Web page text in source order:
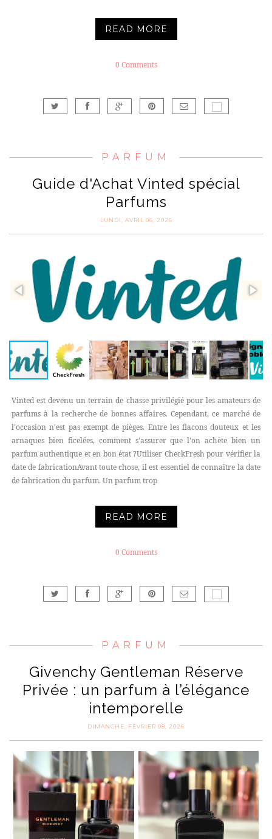
READ MORE
0 Comments
PARFUM
Guide d'Achat Vinted spécial
Parfums
LUNDI, AVRIL 06, 2026
Vinted est devenu un terrain de chasse privilégié pour les amateurs de
parfums à la recherche de bonnes affaires. Cependant, ce marché de
l'occasion n'est pas exempt de pièges. Entre les flacons douteux et les
arnaques bien ficelées, comment s'assurer que l'on achète bien un
parfum authentique et en bon état ?Utiliser CheckFresh pour vérifier la
date de fabricationAvant toute chose, il est essentiel de connaître la date
de fabrication du parfum. Un parfum trop
READ MORE
0 Comments
PARFUM
Givenchy Gentleman Réserve
Privée : un parfum à l’élégance
intemporelle
DIMANCHE, FÉVRIER 08, 2026